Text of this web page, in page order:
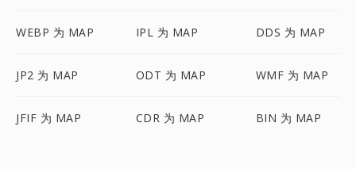
WEBP 为 MAP IPL 为 MAP DDS 为 MAP
JP2 为 MAP ODT 为 MAP WMF 为 MAP
JFIF 为 MAP CDR 为 MAP BIN 为 MAP